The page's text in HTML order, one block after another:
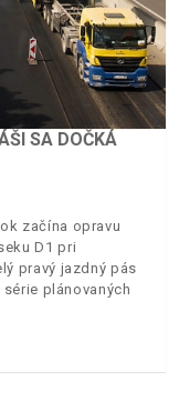
SA DOČKÁ
začína opravu
D1 pri
pravý jazdný pás
plánovaných